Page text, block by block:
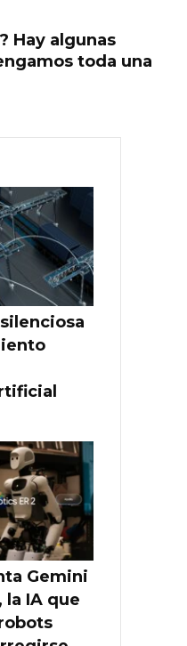
Hay algunas
toda una
Gemini
la IA que